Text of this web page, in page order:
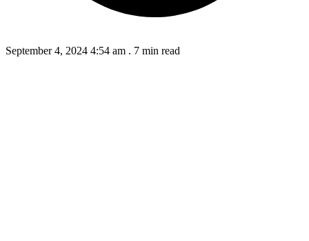
September 4, 2024 4:54 am . 7 min read